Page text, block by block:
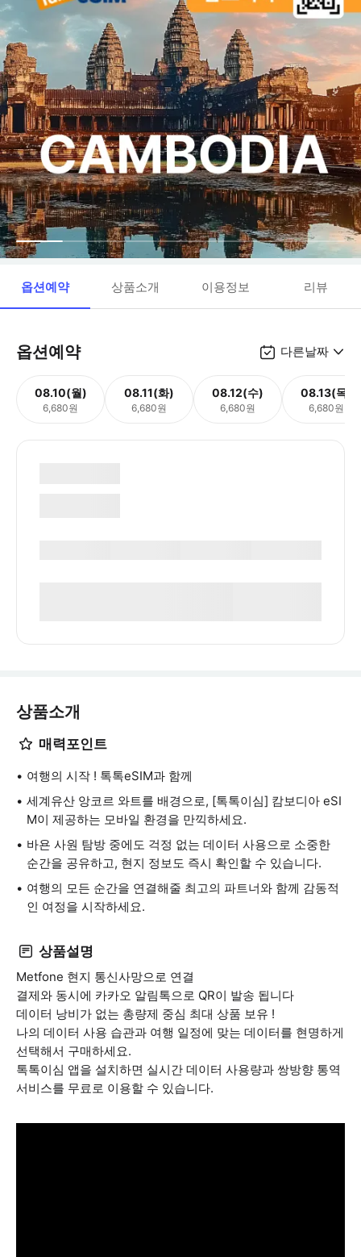
옵션예약 상품소개 이용정보 리뷰
옵션예약 다른날짜
08.10(월)
6,680원
08.11(화)
6,680원
08.12(수)
6,680원
08.13(목)
6,680원
상품소개
매력포인트
여행의 시작 ! 톡톡eSIM과 함께
세계유산 앙코르 와트를 배경으로, [톡톡이심] 캄보디아 eSI
M이 제공하는 모바일 환경을 만끽하세요.
바욘 사원 탐방 중에도 걱정 없는 데이터 사용으로 소중한
순간을 공유하고, 현지 정보도 즉시 확인할 수 있습니다.
여행의 모든 순간을 연결해줄 최고의 파트너와 함께 감동적
인 여정을 시작하세요.
상품설명
Metfone 현지 통신사망으로 연결
결제와 동시에 카카오 알림톡으로 QR이 발송 됩니다
데이터 낭비가 없는 총량제 중심 최대 상품 보유 !
나의 데이터 사용 습관과 여행 일정에 맞는 데이터를 현명하게
선택해서 구매하세요.
톡톡이심 앱을 설치하면 실시간 데이터 사용량과 쌍방향 통역
서비스를 무료로 이용할 수 있습니다.